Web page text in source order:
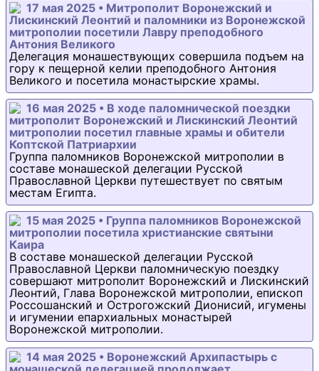
17 мая 2025 • Митрополит Воронежский и
Лискинский Леонтий и паломники из Воронежской
митрополии посетили Лавру преподобного
Антония Великого
Делегация монашествующих совершила подъем на
гору к пещерной келии преподобного Антония
Великого и посетила монастырские храмы.
16 мая 2025 • В ходе паломнической поездки
митрополит Воронежский и Лискинский Леонтий
митрополии посетил главные храмы и обители
Коптской Патриархии
Группа паломников Воронежской митрополии в
составе монашеской делегации Русской
Православной Церкви путешествует по святым
местам Египта.
15 мая 2025 • Группа паломников Воронежской
митрополии посетила христианские святыни
Каира
В составе монашеской делегации Русской
Православной Церкви паломническую поездку
совершают митрополит Воронежский и Лискинский
Леонтий, Глава Воронежской митрополии, епископ
Россошанский и Острогожский Дионисий, игумены
и игумении епархиальных монастырей
Воронежской митрополии.
14 мая 2025 • Воронежский Архипастырь с